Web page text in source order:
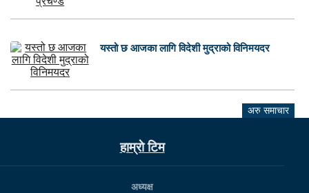
यस्तो छ आजका लागि विदेशी मुद्राको विनिमयदर
अरु समाचार
हाम्राे टिम
अध्यक्ष